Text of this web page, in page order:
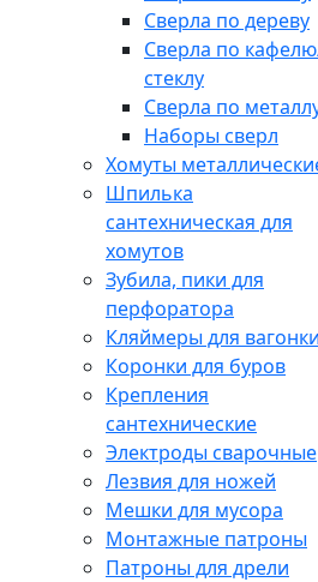
Сверла по дереву
Сверла по
стеклу
Сверла по
Наборы сверл
Хомуты
Шпилька
сантехническая для
хомутов
Зубила, пики для
перфоратора
Кляймеры для вагонки
Коронки для буров
Крепления
сантехнические
Электроды сварочные
Лезвия для ножей
Мешки для мусора
Монтажные патроны
Патроны для дрели